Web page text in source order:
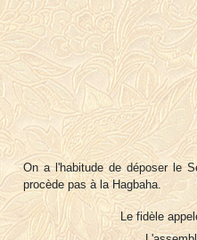
On a l'habitude de déposer le
procède pas à la Hagbaha.
Le fidèle